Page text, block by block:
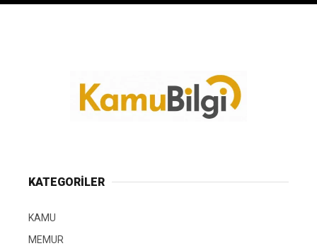
KATEGORİLER
KAMU
MEMUR